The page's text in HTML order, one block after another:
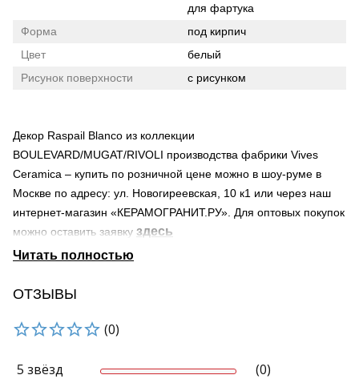
для фартука
Форма
под кирпич
Цвет
белый
Рисунок поверхности
с рисунком
Декор Raspail Blanco из коллекции
BOULEVARD/MUGAT/RIVOLI производства фабрики Vives
Ceramica – купить по розничной цене можно в шоу-руме в
Москве по адресу: ул. Новогиреевская, 10 к1 или через наш
интернет-магазин «КЕРАМОГРАНИТ.РУ». Для оптовых покупок
можно оставить заявку здесь
Страна происхождения – Испания
Область применения материала – для ванной, для гостиной,
Мы осуществляем доставку по Москве и Московской области.
России транспортными компаниями.
ОТЗЫВЫ
(0)
5 звёзд
(0)